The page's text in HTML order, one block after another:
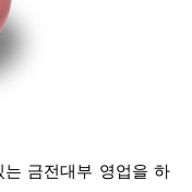
금전대부 영업을 하